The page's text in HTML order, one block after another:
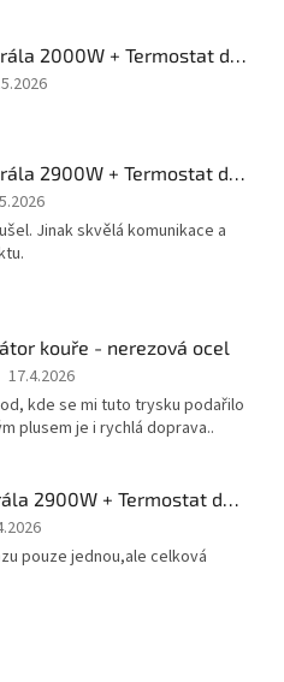
DYMBOX M + Spirála 2000W + Termostat do 4500W
DYMBOX M + Spirála 2900W + Termostat do 4500W
Jinak skvělá komunikace a
kouře - nerezová ocel
17.4.2026
kde se mi tuto trysku podařilo
plusem je i rychlá doprava..
DYMBOX S + Spirála 2900W + Termostat do 4500W
pouze jednou,ale celková